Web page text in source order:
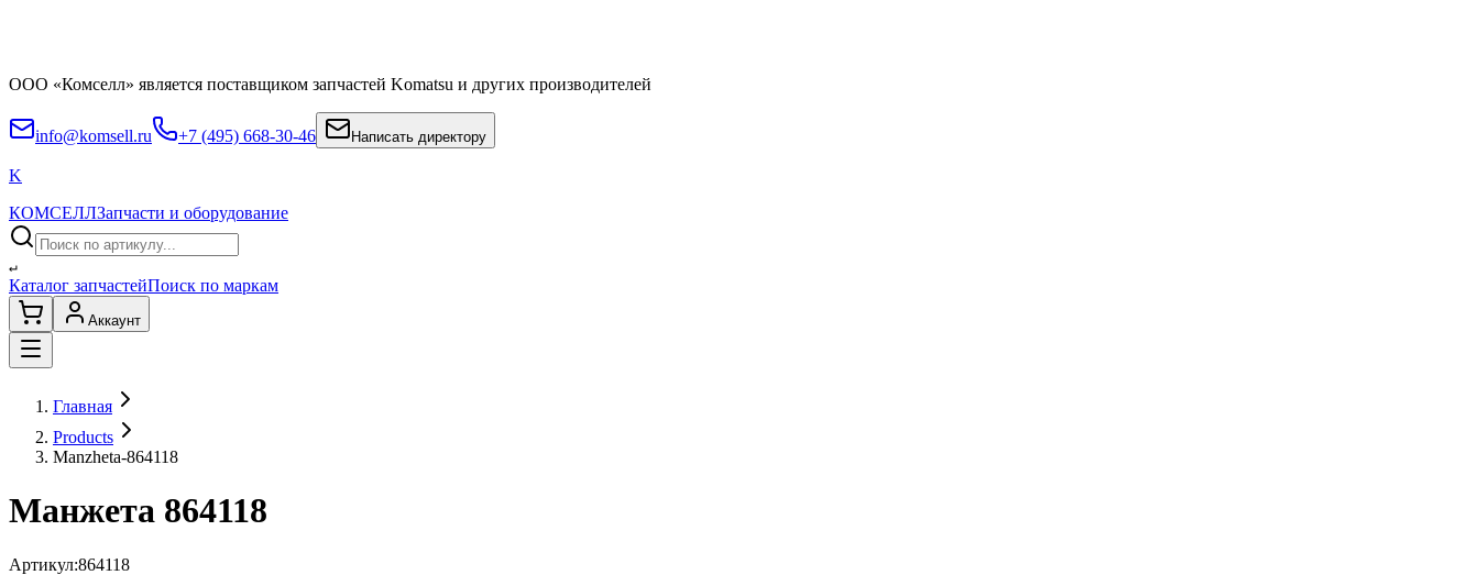
ООО «Комселл» является поставщиком запчастей Komatsu и других производителей
info@komsell.ru +7 (495) 668-30-46 Написать директору
K
КОМСЕЛЛЗапчасти и оборудование
↵
Каталог запчастейПоиск по маркам
Аккаунт
Главная
Products
Manzheta-864118
Манжета 864118
Артикул:864118